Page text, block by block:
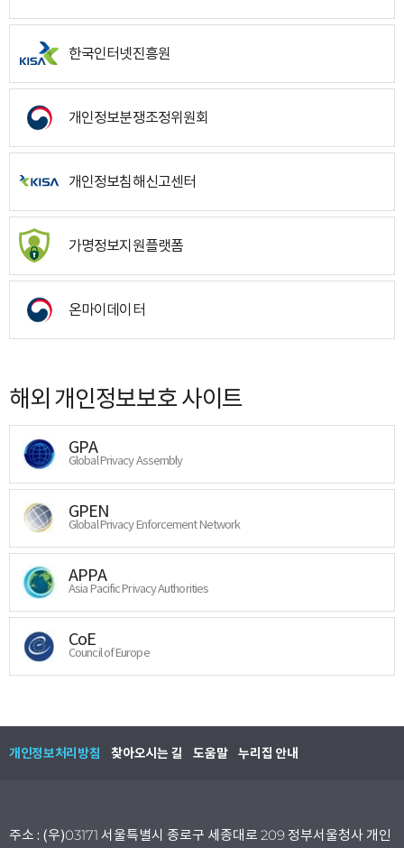
한국인터넷진흥원
개인정보분쟁조정위원회
개인정보침해신고센터
가명정보지원플랫폼
온마이데이터
해외 개인정보보호 사이트
GPA
Global Privacy Assembly
GPEN
Global Privacy Enforcement Network
APPA
Asia Pacific Privacy Authorities
CoE
Council of Europe
개인정보처리방침 찾아오시는 길 도움말 누리집 안내
주소 : (우)03171 서울특별시 종로구 세종대로 209 정부서울청사 개인